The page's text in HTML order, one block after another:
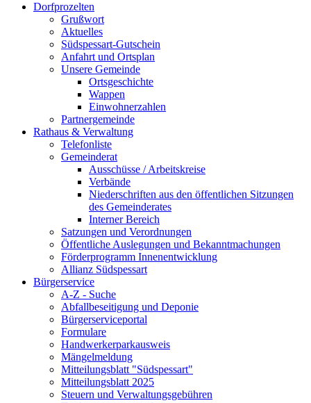
Dorfprozelten
Grußwort
Aktuelles
Südspessart-Gutschein
Anfahrt und Ortsplan
Unsere Gemeinde
Ortsgeschichte
Wappen
Einwohnerzahlen
Partnergemeinde
Rathaus & Verwaltung
Telefonliste
Gemeinderat
Ausschüsse / Arbeitskreise
Verbände
Niederschriften aus den öffentlichen Sitzungen
des Gemeinderates
Interner Bereich
Satzungen und Verordnungen
Öffentliche Auslegungen und Bekanntmachungen
Förderprogramm Innenentwicklung
Allianz Südspessart
Bürgerservice
A-Z - Suche
Abfallbeseitigung und Deponie
Bürgerserviceportal
Formulare
Handwerkerparkausweis
Mängelmeldung
Mitteilungsblatt "Südspessart"
Mitteilungsblatt 2025
Steuern und Verwaltungsgebühren